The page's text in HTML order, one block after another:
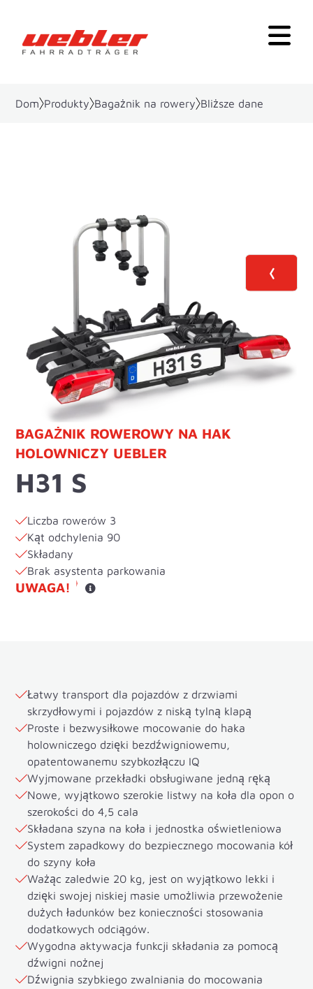
Dom Produkty Bagażnik na rowery Bliższe dane
BAGAŻNIK ROWEROWY NA HAK
HOLOWNICZY UEBLER
H31 S
Liczba rowerów 3
Kąt odchylenia 90
Składany
Brak asystenta parkowania
UWAGA!
Łatwy transport dla pojazdów z drzwiami
skrzydłowymi i pojazdów z niską tylną klapą
Proste i bezwysiłkowe mocowanie do haka
holowniczego dzięki bezdźwigniowemu,
opatentowanemu szybkozłączu IQ
Wyjmowane przekładki obsługiwane jedną ręką
Nowe, wyjątkowo szerokie listwy na koła dla opon o
szerokości do 4,5 cala
Składana szyna na koła i jednostka oświetleniowa
System zapadkowy do bezpiecznego mocowania kół
do szyny koła
Ważąc zaledwie 20 kg, jest on wyjątkowo lekki i
dzięki swojej niskiej masie umożliwia przewożenie
dużych ładunków bez konieczności stosowania
dodatkowych odciągów.
Wygodna aktywacja funkcji składania za pomocą
dźwigni nożnej
Dźwignia szybkiego zwalniania do mocowania